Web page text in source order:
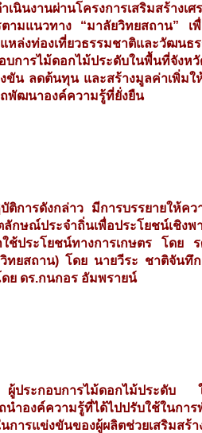
เนินงานผ่านโครงการเสริมสร้าง
ตามแนวทาง “มาลัยวิทยสถาน”
หล่งท่องเที่ยวธรรมชาติและวัฒ
บการไม้ดอกไม้ประดับในพื้นที่จัง
ขัน ลดต้นทุน และสร้างมูลค่าเพิ่มใ
พัฒนาองค์ความรู้ที่ยั่งยืน
บัติการดังกล่าว มีการบรรยายให้
ลักษณ์ประจำถิ่นเพื่อประโยชน์เ
ช้ประโยชน์ทางการเกษตร โดย
ทยสถาน) โดย นายวีระ ชาติจันทึ
ย ดร.กนกอร อัมพรายน์
ประกอบการไม้ดอกไม้ประดับ ใ
นำองค์ความรู้ที่ได้ไปปรับใช้ในก
การแข่งขันของผู้ผลิตช่วยเสริมสร้